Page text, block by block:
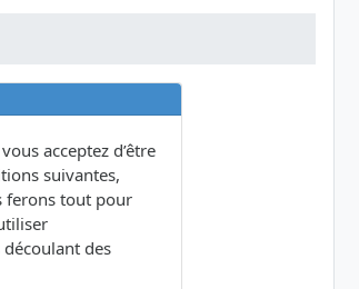
acceptez d’être
suivantes,
ferons tout pour
des